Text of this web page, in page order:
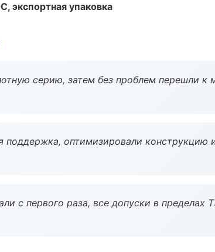
экспортная упаковка
серию, затем без проблем перешли к
поддержка, оптимизировали конструкцию
с первого раза, все допуски в пределах